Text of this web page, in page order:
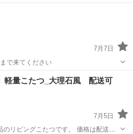
7月7日
で来てください
テーブル
軽量こたつ_大理石風 配送可
7月5日
のリビングこたつです。 価格は配送費